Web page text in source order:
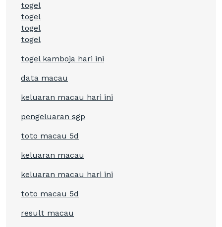
togel
togel
togel
togel
togel kamboja hari ini
data macau
keluaran macau hari ini
pengeluaran sgp
toto macau 5d
keluaran macau
keluaran macau hari ini
toto macau 5d
result macau